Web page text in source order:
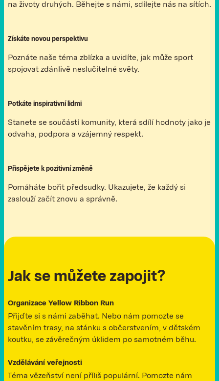
na životy druhých. Běhejte s námi, sdílejte nás na sítích.
Získáte novou perspektivu
Poznáte naše téma zblízka a uvidíte, jak může sport
spojovat zdánlivě neslučitelné světy.
Potkáte inspirativní lidmi
Stanete se součástí komunity, která sdílí hodnoty jako je
odvaha, podpora a vzájemný respekt.
Přispějete k pozitivní změně
Pomáháte bořit předsudky. Ukazujete, že každý si
zaslouží začít znovu a správně.
Jak se můžete zapojit?
Organizace Yellow Ribbon Run
Přijďte si s námi zaběhat. Nebo nám pomozte se
stavěním trasy, na stánku s občerstvením, v dětském
koutku, se závěrečným úklidem po samotném běhu.
Vzdělávání veřejnosti
Téma vězeňství není příliš populární. Pomozte nám